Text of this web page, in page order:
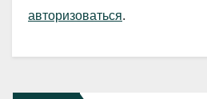
авторизоваться.